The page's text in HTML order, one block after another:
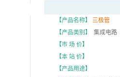
【产品名称】
三极管
【产品类别】
集成电路
【市 场 价】
【本 站 价】
【产品用途】